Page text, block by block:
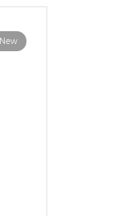
New